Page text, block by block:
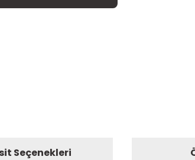
Seçenekleri